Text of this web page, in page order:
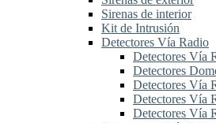
Sirenas de interior
Kit de Intrusión
Detectores Vía Radio
Detectores Vía
Detectores
Detectores Vía
Detectores Vía
Detectores Vía